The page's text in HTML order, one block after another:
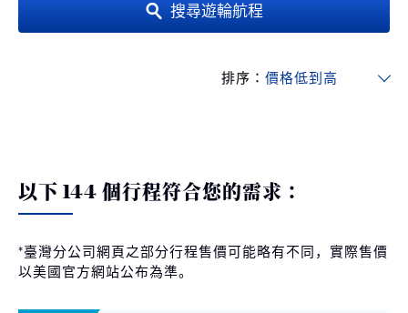
搜尋遊輪航程
排序：
以下 144 個行程符合您的需求：
*臺灣分公司網頁之部分行程售價可能略有不同，實際售價
以美國官方網站公布為準。